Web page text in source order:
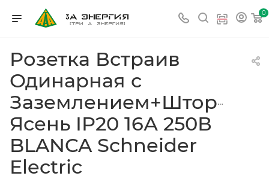
0
Розетка Встраив
Одинарная с
Заземлением+Шторки
Ясень IP20 16А 250В
BLANCA Schneider
Electric